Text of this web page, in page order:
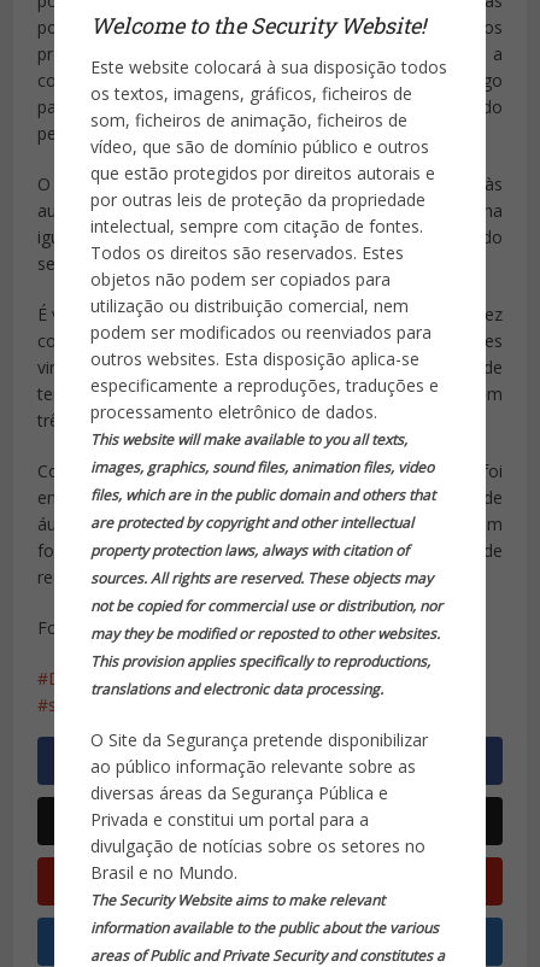
Welcome to the Security Website!
Este website colocará à sua disposição todos
os textos, imagens, gráficos, ficheiros de
som, ficheiros de animação, ficheiros de
vídeo, que são de domínio público e outros
que estão protegidos por direitos autorais e
por outras leis de proteção da propriedade
intelectual, sempre com citação de fontes.
Todos os direitos são reservados. Estes
objetos não podem ser copiados para
utilização ou distribuição comercial, nem
podem ser modificados ou reenviados para
outros websites. Esta disposição aplica-se
especificamente a reproduções, traduções e
processamento eletrônico de dados.
This website will make available to you all texts,
images, graphics, sound files, animation files, video
files, which are in the public domain and others that
are protected by copyright and other intellectual
property protection laws, always with citation of
sources. All rights are reserved. These objects may
not be copied for commercial use or distribution, nor
may they be modified or reposted to other websites.
This provision applies specifically to reproductions,
translations and electronic data processing.
O Site da Segurança pretende disponibilizar
ao público informação relevante sobre as
diversas áreas da Segurança Pública e
Privada e constitui um portal para a
divulgação de notícias sobre os setores no
Brasil e no Mundo.
The Security Website aims to make relevant
information available to the public about the various
areas of Public and Private Security and constitutes a
por uma incorreta configuração das definições. Um dos
problemas descobertos foi que nem sempre a
comunicação enviada estava criptografada, algo
particularmente grave devido ao fato do Tetra ser utilizado
pelas forças militares e serviços secretos da Eslovênia.
O estudante revelou estas falhas de segurança às
autoridades, mas, passado um ano, tudo se mantinha
igual. Assim, Ornig decidiu tornar públicas as conclusões do
seu estudo. Contudo, o resultado não foi o que antevia.
É verdade que a divulgação pública das vulnerabilidades fez
com que estas fossem corrigidas, mas as autoridades
viraram as atenções para o jovem e acusaram-no de
tentar entrar indevidamente em redes governamentais em
três ocasiões distintas.
Como consequência, a casa de Ornig foi revistada e foi
encontrado um distintivo policial falso e gravações de
áudio realizadas sem autorização. Resultado final: o jovem
foi condenado e recebeu uma pena de 15 meses de
reclusão.
Fonte: Exame Informática
Dejan Ornig Eslovênia forças militares
serviços secretos